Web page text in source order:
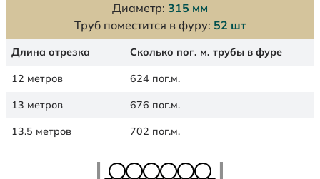
Диаметр: 315 мм
Труб поместится в фуру: 52 шт
Длина отрезка Сколько пог. м. трубы в фуре
12 метров 624 пог.м.
13 метров 676 пог.м.
13.5 метров 702 пог.м.